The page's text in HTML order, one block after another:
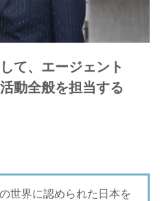
て、エージェント
動全般を担当する
世界に認められた日本を